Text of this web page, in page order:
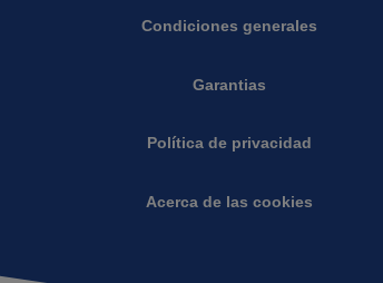
Condiciones generales
Garantias
Política de privacidad
Acerca de las cookies